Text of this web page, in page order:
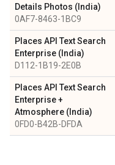
Details Photos (India)
0AF7-8463-1BC9
Places API Text Search
Enterprise (India)
D112-1B19-2E0B
Places API Text Search
Enterprise +
Atmosphere (India)
0FD0-B42B-DFDA